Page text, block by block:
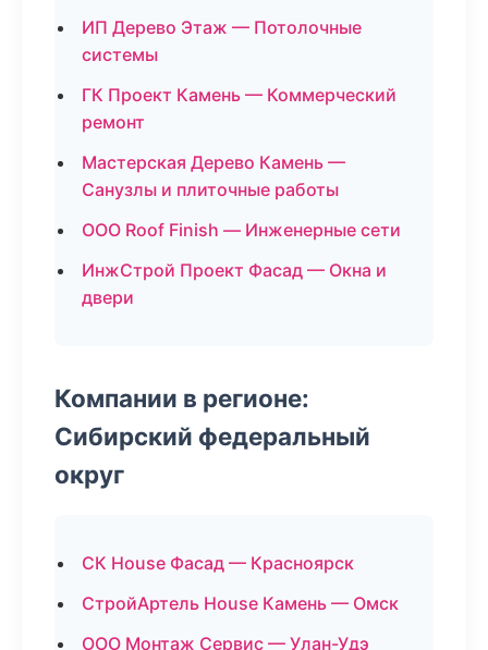
ИП Дерево Этаж — Потолочные
системы
ГК Проект Камень — Коммерческий
ремонт
Мастерская Дерево Камень —
Санузлы и плиточные работы
ООО Roof Finish — Инженерные сети
ИнжСтрой Проект Фасад — Окна и
двери
Компании в регионе:
Сибирский федеральный
округ
СК House Фасад — Красноярск
СтройАртель House Камень — Омск
ООО Монтаж Сервис — Улан-Удэ